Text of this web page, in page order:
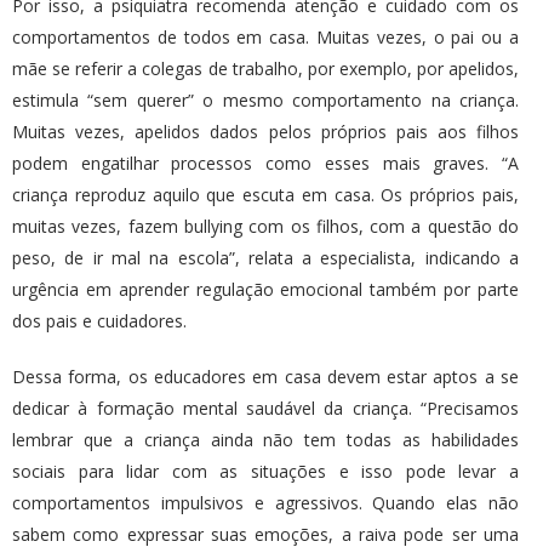
Por isso, a psiquiatra recomenda atenção e cuidado com os
comportamentos de todos em casa. Muitas vezes, o pai ou a
mãe se referir a colegas de trabalho, por exemplo, por apelidos,
estimula “sem querer” o mesmo comportamento na criança.
Muitas vezes, apelidos dados pelos próprios pais aos filhos
podem engatilhar processos como esses mais graves. “A
criança reproduz aquilo que escuta em casa. Os próprios pais,
muitas vezes, fazem bullying com os filhos, com a questão do
peso, de ir mal na escola”, relata a especialista, indicando a
urgência em aprender regulação emocional também por parte
dos pais e cuidadores.
Dessa forma, os educadores em casa devem estar aptos a se
dedicar à formação mental saudável da criança. “Precisamos
lembrar que a criança ainda não tem todas as habilidades
sociais para lidar com as situações e isso pode levar a
comportamentos impulsivos e agressivos. Quando elas não
sabem como expressar suas emoções, a raiva pode ser uma